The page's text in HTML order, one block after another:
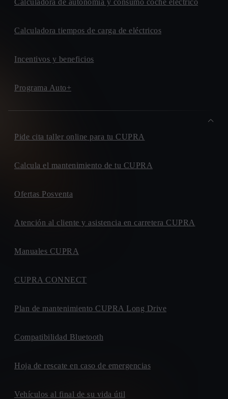
Calculadora de autonomía y consumo coche eléctrico
Calculadora tiempos de carga de eléctricos
Incentivos y beneficios
Programa Auto+
Pide cita taller online para tu CUPRA
Calcula el mantenimiento de tu CUPRA
Ofertas Posventa
Atención al cliente y asistencia en carretera CUPRA
Manuales CUPRA
CUPRA CONNECT
Plan de mantenimiento CUPRA Long Drive
Compatibilidad Bluetooth
Hoja de rescate en caso de emergencias
Vehículos al final de su vida útil